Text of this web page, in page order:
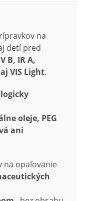
na
detí pred
B, IR A,
VIS Light.
oleje, PEG
ani
na opaľovanie